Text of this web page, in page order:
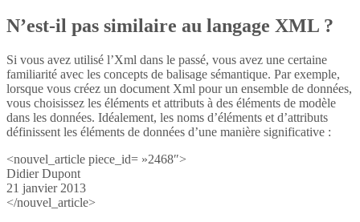
N’est-il pas similaire au langage XML ?
Si vous avez utilisé l’Xml dans le passé, vous avez une certaine
familiarité avec les concepts de balisage sémantique. Par exemple,
lorsque vous créez un document Xml pour un ensemble de données,
vous choisissez les éléments et attributs à des éléments de modèle
dans les données. Idéalement, les noms d’éléments et d’attributs
définissent les éléments de données d’une manière significative :
<nouvel_article piece_id= »2468″>
Didier Dupont
21 janvier 2013
</nouvel_article>